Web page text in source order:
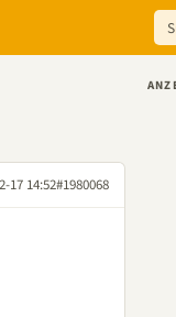
17 14:52#1980068